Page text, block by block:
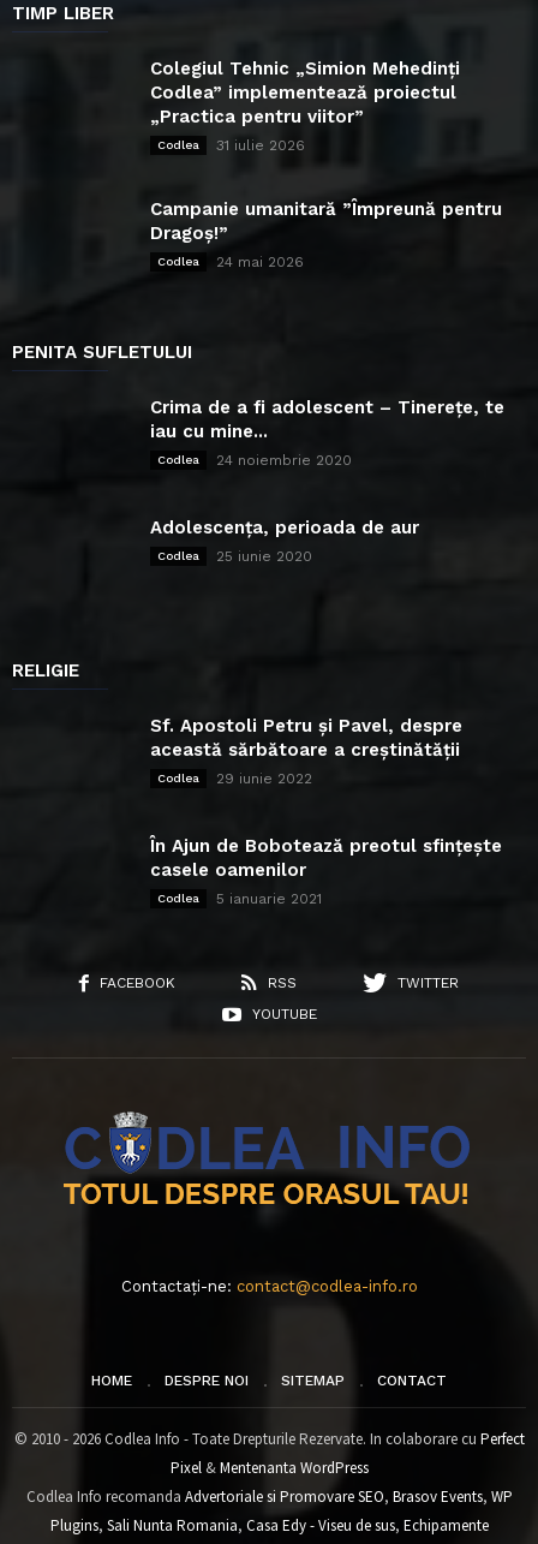
TIMP LIBER
Colegiul Tehnic „Simion Mehedinți
Codlea” implementează proiectul
„Practica pentru viitor”
Codlea 31 iulie 2026
Campanie umanitară ”Împreună pentru
Dragoș!”
Codlea 24 mai 2026
PENITA SUFLETULUI
Crima de a fi adolescent – Tinerețe, te
iau cu mine...
Codlea 24 noiembrie 2020
Adolescența, perioada de aur
Codlea 25 iunie 2020
RELIGIE
Sf. Apostoli Petru și Pavel, despre
această sărbătoare a creștinătății
Codlea 29 iunie 2022
În Ajun de Bobotează preotul sfințește
casele oamenilor
Codlea 5 ianuarie 2021
FACEBOOK RSS
TWITTER
YOUTUBE
Contactați-ne: contact@codlea-info.ro
HOME DESPRE NOI SITEMAP CONTACT
© 2010 - 2026 Codlea Info - Toate Drepturile Rezervate. In colaborare cu Perfect
Pixel&Mentenanta WordPress
Codlea Info recomanda Advertoriale si Promovare SEO, Brasov Events, WP
Plugins, Sali Nunta Romania, Casa Edy - Viseu de sus, Echipamente